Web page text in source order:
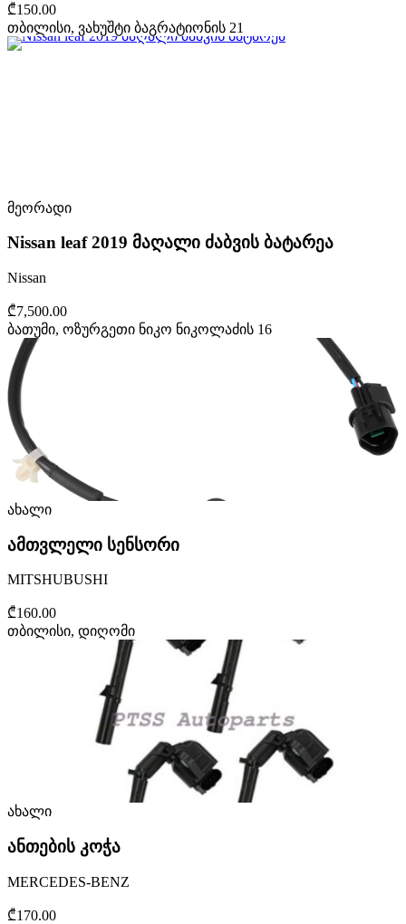
₾150.00
თბილისი, ვახუშტი ბაგრატიონის 21
მეორადი
Nissan leaf 2019 მაღალი ძაბვის ბატარეა
Nissan
₾7,500.00
ბათუმი, ოზურგეთი ნიკო ნიკოლაძის 16
ახალი
ამთვლელი სენსორი
MITSHUBUSHI
₾160.00
თბილისი, დიღომი
ახალი
ანთების კოჭა
MERCEDES-BENZ
₾170.00